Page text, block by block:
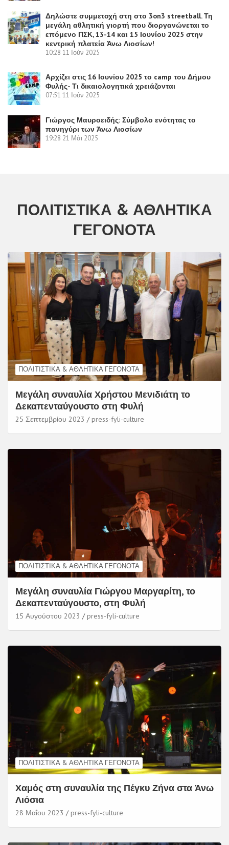
Δηλώστε συμμετοχή στη στο 3on3 streetball. Τη
μεγάλη αθλητική γιορτή που διοργανώνεται το
επόμενο ΠΣΚ, 13-14 και 15 Ιουνίου 2025 στην
κεντρική πλατεία Άνω Λιοσίων!
10:28 11 Ιούν 2025
Αρχίζει στις 16 Ιουνίου 2025 το camp του Δήμου
Φυλής- Τι δικαιολογητικά χρειάζονται
07:51 11 Ιούν 2025
Γιώργος Μαυροειδής: Σύμβολο ενότητας το
πανηγύρι των Άνω Λιοσίων
19:28 21 Μάι 2025
ΠΟΛΙΤΙΣΤΙΚΆ & ΑΘΛΗΤΙΚΆ
ΓΕΓΟΝΌΤΑ
ΠΟΛΙΤΙΣΤΙΚΆ & ΑΘΛΗΤΙΚΆ ΓΕΓΟΝΌΤΑ
Μεγάλη συναυλία Χρήστου Μενιδιάτη το
Δεκαπενταύγουστο στη Φυλή
25 Σεπτεμβρίου 2023 press-fyli-culture
ΠΟΛΙΤΙΣΤΙΚΆ & ΑΘΛΗΤΙΚΆ ΓΕΓΟΝΌΤΑ
Μεγάλη συναυλία Γιώργου Μαργαρίτη, το
Δεκαπενταύγουστο, στη Φυλή
15 Αυγούστου 2023 press-fyli-culture
ΠΟΛΙΤΙΣΤΙΚΆ & ΑΘΛΗΤΙΚΆ ΓΕΓΟΝΌΤΑ
Χαμός στη συναυλία της Πέγκυ Ζήνα στα Άνω
Λιόσια
28 Μαΐου 2023 press-fyli-culture